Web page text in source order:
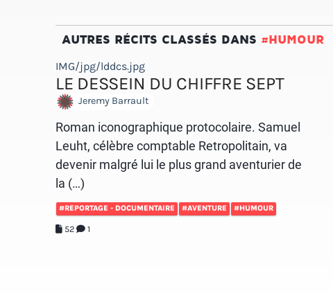
AUTRES RÉCITS CLASSÉS DANS #HUMOUR
IMG/jpg/lddcs.jpg
LE DESSEIN DU CHIFFRE SEPT
Jeremy Barrault
Roman iconographique protocolaire. Samuel
Leuht, célèbre comptable Retropolitain, va
devenir malgré lui le plus grand aventurier de
la (…)
#REPORTAGE - DOCUMENTAIRE #AVENTURE #HUMOUR
52 1